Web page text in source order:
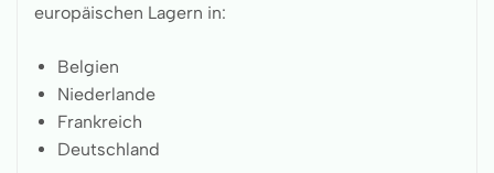
europäischen Lagern in:
Belgien
Niederlande
Frankreich
Deutschland